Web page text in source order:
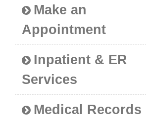
Make an
Appointment
Inpatient & ER
Services
Medical Records